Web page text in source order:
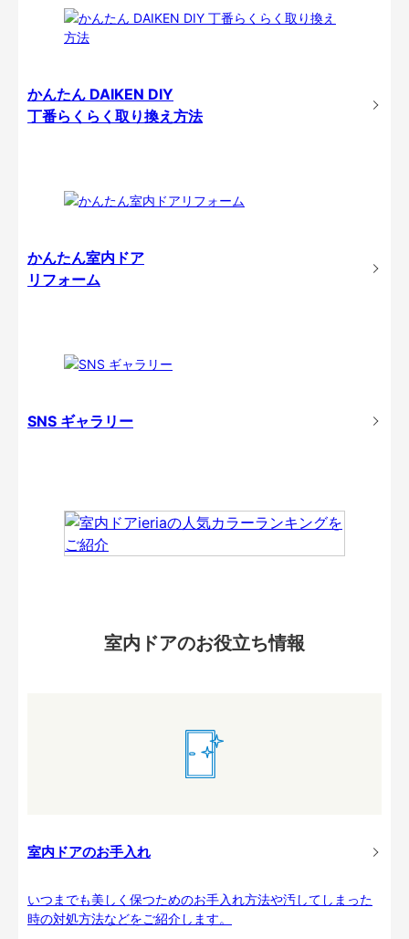
かんたん DAIKEN DIY
丁番らくらく取り換え方法
かんたん室内ドア
リフォーム
SNS ギャラリー
室内ドアのお役立ち情報
室内ドアのお手入れ
いつまでも美しく保つためのお手入れ方法や汚してしまった
時の対処方法などをご紹介します。